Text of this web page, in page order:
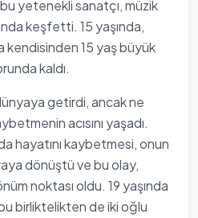
yetenekli sanatçı, müzik
keşfetti. 15 yaşında,
kendisinden 15 yaş büyük
kaldı.
getirdi, ancak ne
acısını yaşadı.
hayatını kaybetmesi, onun
dönüştü ve bu olay,
noktası oldu. 19 yaşında
birliktelikten de iki oğlu